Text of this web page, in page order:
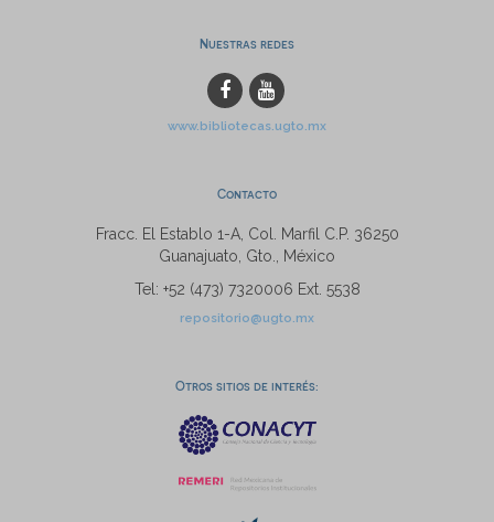
Nuestras redes
www.bibliotecas.ugto.mx
Contacto
Fracc. El Establo 1-A, Col. Marfil C.P. 36250
Guanajuato, Gto., México
Tel: +52 (473) 7320006 Ext. 5538
repositorio@ugto.mx
Otros sitios de interés: